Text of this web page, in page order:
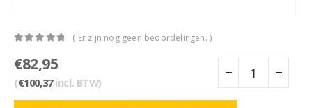
( Er zijn nog geen beoordelingen. )
€82,95
(€100,37incl. BTW)